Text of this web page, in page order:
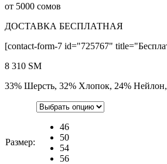
от 5000 сомов
ДОСТАВКА БЕСПЛАТНАЯ
[contact-form-7 id="725767"
8 310 ЅМ
33% Шерсть, 32% Хлопок, 24% Нейлон,
Размер:
46
50
54
56